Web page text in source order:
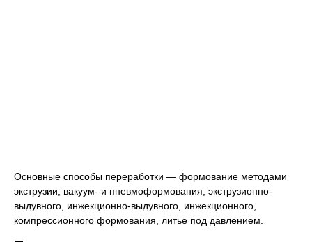
Основные способы переработки — формование методами
экструзии, вакуум- и пневмоформования, экструзионно-
выдувного, инжекционно-выдувного, инжекционного,
компрессионного формования, литье под давлением.